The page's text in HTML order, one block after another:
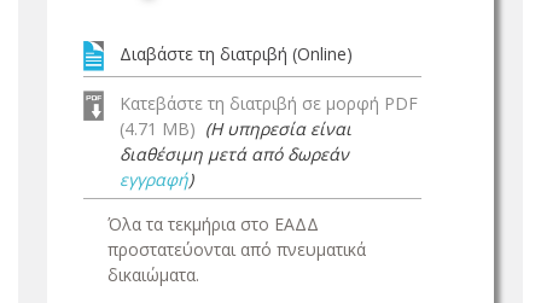
Διαβάστε τη διατριβή (Online)
Κατεβάστε τη διατριβή σε μορφή PDF
(4.71 MB) (Η υπηρεσία είναι
διαθέσιμη μετά από δωρεάν
εγγραφή)
Όλα τα τεκμήρια στο ΕΑΔΔ
προστατεύονται από πνευματικά
δικαιώματα.